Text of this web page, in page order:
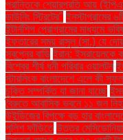
প্রান্তিকে শেয়ারপ্রতি আয়
ডাউনিং স্ট্রিটের" ইনস্টাগ্রামের
ইন্টার্নশিপ প্রোগ্রামের মাধ্যমে
ইফতারের সময় রাসুল (সা.) যে
স্বপ্নের বাড়ি ইরান: ইসরায়েলকে
বিশ্বের শীর্ষ ধনী পরিবার ওয়ালটন
স্টারলিংক বাংলাদেশে এলে কী
চুক্তি সম্পর্কিত যা জানা যাচ্ছে
বৈরুতে আবাসিক ভবনে ১১ জন
উইন্ডিজের বিপক্ষে বড় হার
পুলিশ ফাঁড়িতে উত্তর